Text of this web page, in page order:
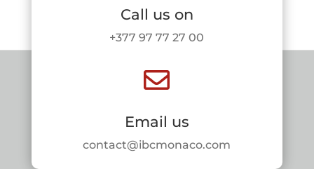
Call us on
+377 97 77 27 00

Email us
contact@ibcmonaco.com